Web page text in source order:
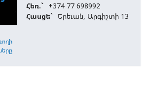
Հեռ.` +374 77 698992
Հասցե` Երեւան, Արգիշտի 13